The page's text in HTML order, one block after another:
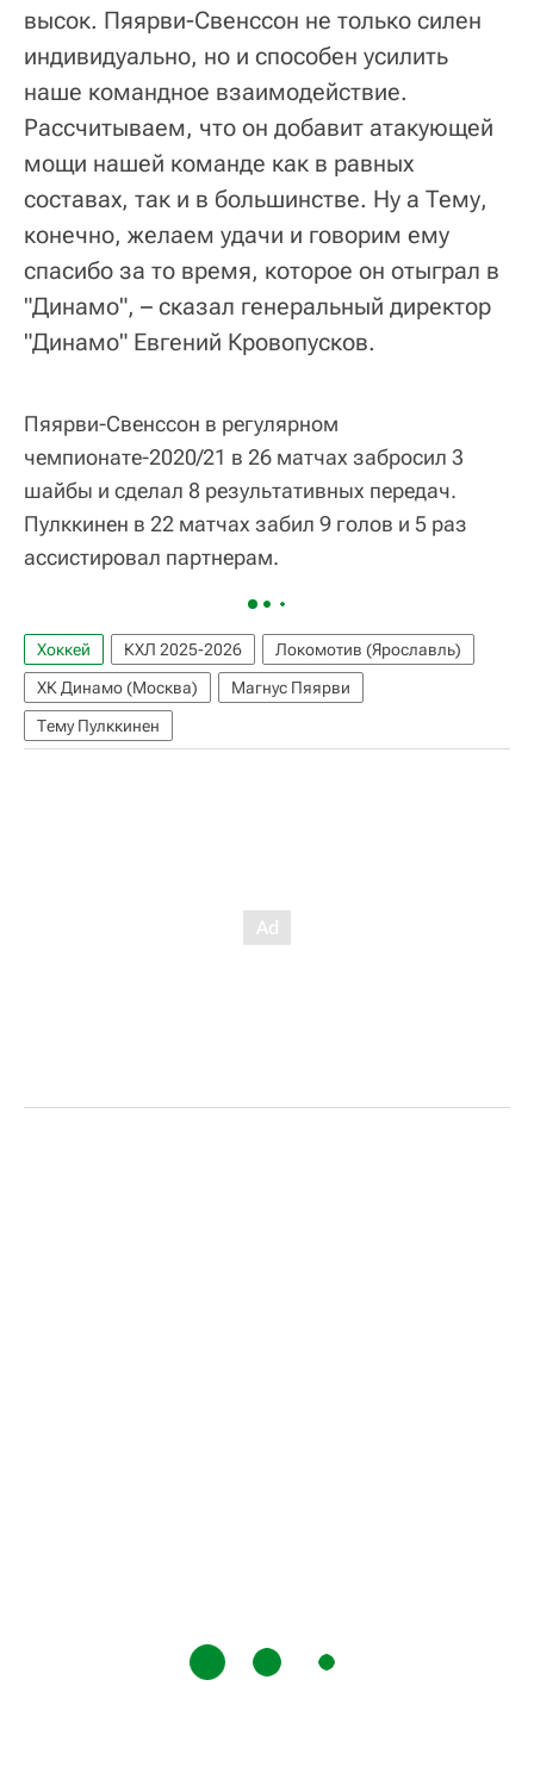
высок. Пяярви-Свенссон не только силен
индивидуально, но и способен усилить
наше командное взаимодействие.
Рассчитываем, что он добавит атакующей
мощи нашей команде как в равных
составах, так и в большинстве. Ну а Тему,
конечно, желаем удачи и говорим ему
спасибо за то время, которое он отыграл в
"Динамо", – сказал генеральный директор
"Динамо" Евгений Кровопусков.
Пяярви-Свенссон в регулярном
чемпионате-2020/21 в 26 матчах забросил 3
шайбы и сделал 8 результативных передач.
Пулккинен в 22 матчах забил 9 голов и 5 раз
ассистировал партнерам.
Хоккей КХЛ 2025-2026
Локомотив (Ярославль)
ХК Динамо (Москва)
Магнус Пяярви
Тему Пулккинен